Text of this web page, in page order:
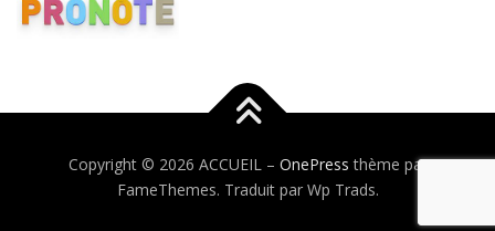
Copyright © 2026 ACCUEIL – OnePress thème par
FameThemes. Traduit par Wp Trads.